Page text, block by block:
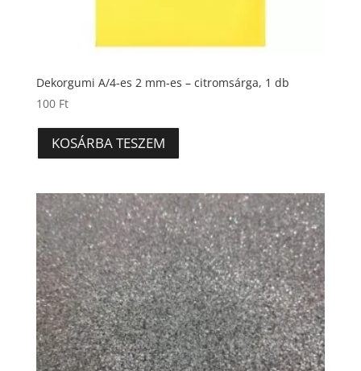
Dekorgumi A/4-es 2 mm-es – citromsárga, 1 db
100 Ft
KOSÁRBA TESZEM